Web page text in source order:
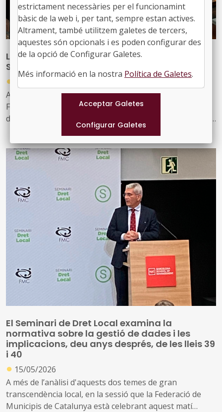
L’FMC organitza una nova edició del seu
Seminari de Dret Local
●
Aquesta 39a edició del Seminari de Dret Local de la
Federació de Municipis de Catalunya, que se celebrarà
del 23 d'octubre de 2026 a l’11 de juny de 2027, manté el
compromís amb l’anàlisi de qüestions d’actualitat i de
gran rellevància per al món local, especialment aquelles
que tenen implicacions jurídiques destacades i que han
estat objecte, en alguns casos, de resolucions judicials
El Seminari es dedicarà a examinar aquestes temàtiques
des de diferents perspectives, tenint en compte que una
part d’aquesta edició es desenvoluparà en període
electoral en l’àmbit local. Així, s’abordaran qüestions
relatives al procés electoral local, la millora dels serveis
públics, la simplificació i acceleració administratives, la
contractació pública, l’urbanisme i l’habitatge, els
sistemes algorítmics i la intel·ligència artificial, les
aportacions de les ciències del comportament al dret
local o elcompliancepúblic, entre d’altres
El Seminari de Dret Local examina la
normativa sobre la gestió de dades i les
implicacions, deu anys després, de les lleis 39
i 40
● 15/05/2026
A més de l’anàlisi d'aquests dos temes de gran
transcendència local, en la sessió que la Federació de
Municipis de Catalunya està celebrant aquest matí
estrictament necessàries per el funcionamint
bàsic de la web i, per tant, sempre estan actives.
Altrament, també utilitzem galetes de tercers,
aquestes són opcionals i es poden configurar des
de la opció de Configurar Galetes.
Més informació en la nostra Política de Galetes.